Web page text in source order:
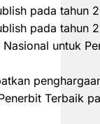
pada tahun
pada tahun
untuk
Terbaik